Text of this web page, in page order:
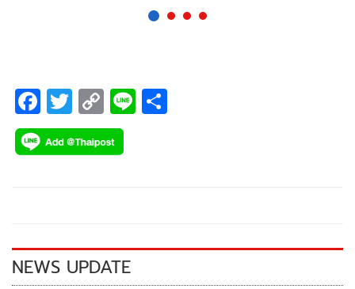
F
ac
e
k
T
wi
tt
C
o
p
k
Li
NEWS UPDATE